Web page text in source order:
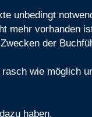
unbedingt
mehr vorhanden
der
wie möglich
haben.